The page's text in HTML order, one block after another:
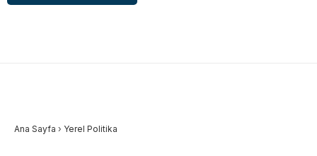
Ana Sayfa › Yerel Politika